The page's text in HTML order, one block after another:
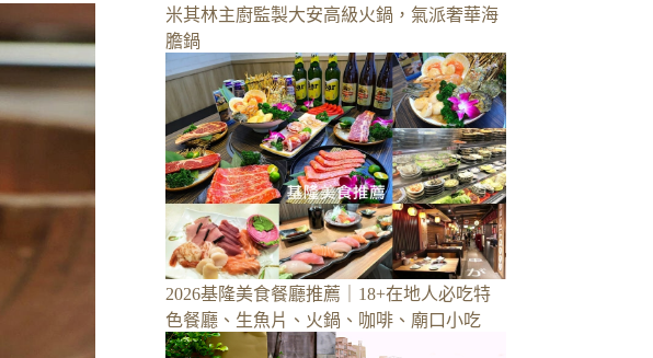
米其林主廚監製大安高級火鍋，氣派奢華海
膽鍋
2026基隆美食餐廳推薦｜18+在地人必吃特
色餐廳、生魚片、火鍋、咖啡、廟口小吃